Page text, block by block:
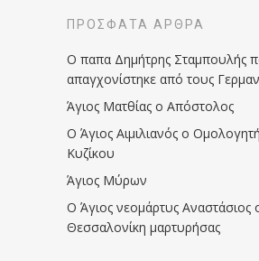
ΠΡΌΣΦΑΤΑ ΆΡΘΡΑ
Ο παπα Δημήτρης Σταμπουλής
απαγχονίστηκε από τους
Άγιος Ματθίας ο Απόστολος
Ο Άγιος Αιμιλιανός ο
Κυζίκου
Άγιος Μύρων
Ο Άγιος νεομάρτυς Αναστάσιος
Θεσσαλονίκη μαρτυρήσας